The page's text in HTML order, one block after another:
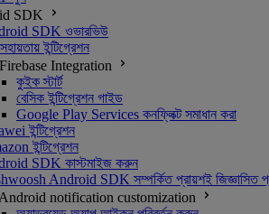
SDK
SDK ওভারভিউ
ইন্টিগ্রেশন
Firebase Integration
কুইক স্টার্ট
বেসিক ইন্টিগ্রেশন গাইড
Google Play Services কনফ্লিক্ট সমাধান করা
ইন্টিগ্রেশন
ইন্টিগ্রেশন
SDK কাস্টমাইজ করুন
Android SDK সম্পর্কিত প্রায়শই জিজ্ঞাসিত
Android notification customization